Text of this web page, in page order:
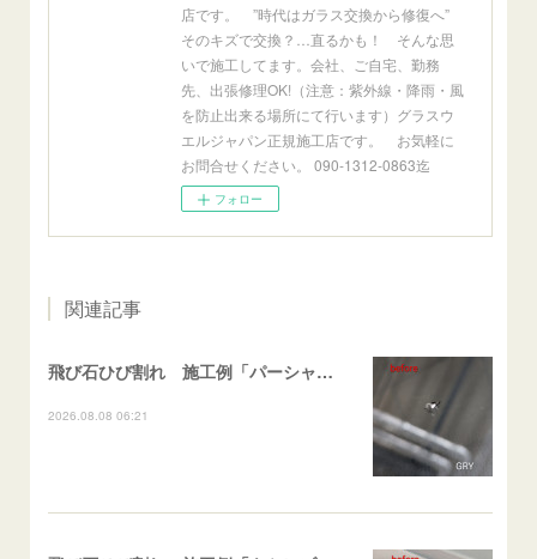
店です。 ”時代はガラス交換から修復へ”
そのキズで交換？…直るかも！ そんな思
いで施工してます。会社、ご自宅、勤務
先、出張修理OK!（注意：紫外線・降雨・風
を防止出来る場所にて行います）グラスウ
エルジャパン正規施工店です。 お気軽に
お問合せください。 090-1312-0863迄
フォロー
関連記事
飛び石ひび割れ 施工例「パーシャル系・衝撃点範囲ハマカケ」エスティマ
2026.08.08 06:21